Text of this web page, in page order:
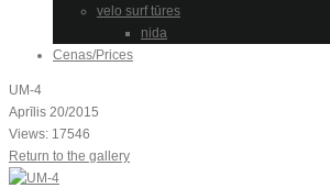
velo surf tūres
nida
Cenas/Prices
UM-4
Aprīlis 20/2015
Views: 17546
Return to the gallery